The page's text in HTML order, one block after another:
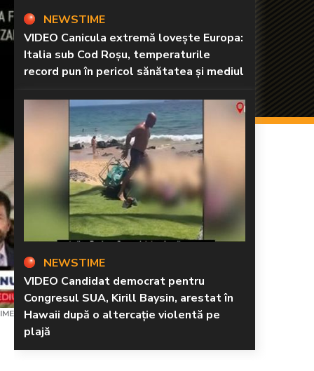
NEWSTIME
VIDEO Canicula extremă lovește Europa:
Italia sub Cod Roșu, temperaturile
record pun în pericol sănătatea și mediul
NEWSTIME
VIDEO Candidat democrat pentru
Congresul SUA, Kirill Baysin, arestat în
Hawaii după o altercație violentă pe
plajă